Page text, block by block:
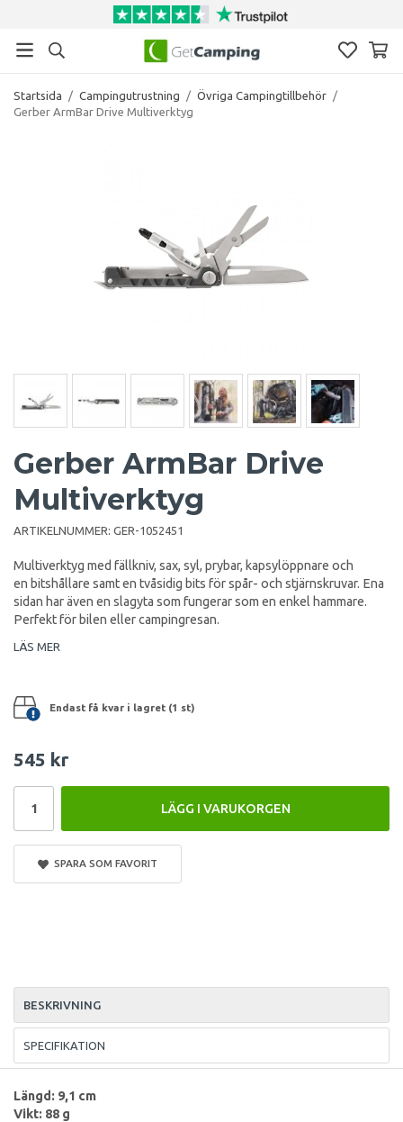
Startsida / Campingutrustning / Övriga Campingtillbehör /
Gerber ArmBar Drive Multiverktyg
Gerber ArmBar Drive
Multiverktyg
ARTIKELNUMMER: GER-1052451
Multiverktyg med fällkniv, sax, syl, prybar, kapsylöppnare och
en bitshållare samt en tvåsidig bits för spår- och stjärnskruvar. Ena
sidan har även en slagyta som fungerar som en enkel hammare.
Perfekt för bilen eller campingresan.
LÄS MER
Endast få kvar i lagret (1 st)
545 kr
LÄGG I VARUKORGEN
SPARA SOM FAVORIT
BESKRIVNING
SPECIFIKATION
Längd: 9,1 cm
Vikt: 88 g